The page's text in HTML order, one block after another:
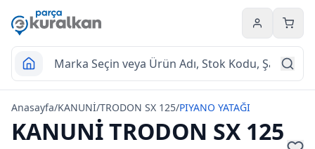
Hesabım
Anasayfa/KANUNİ/TRODON SX 125/PIYANO YATAĞI
KANUNİ TRODON SX 125